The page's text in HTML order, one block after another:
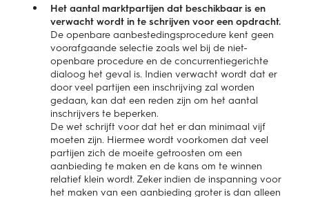
Het aantal marktpartijen dat beschikbaar is en
verwacht wordt in te schrijven voor een opdracht.
De openbare aanbestedingsprocedure kent geen
voorafgaande selectie zoals wel bij de niet-
openbare procedure en de concurrentiegerichte
dialoog het geval is. Indien verwacht wordt dat er
door veel partijen een inschrijving zal worden
gedaan, kan dat een reden zijn om het aantal
inschrijvers te beperken.
De wet schrijft voor dat het er dan minimaal vijf
moeten zijn. Hiermee wordt voorkomen dat veel
partijen zich de moeite getroosten om een
aanbieding te maken en de kans om te winnen
relatief klein wordt. Zeker indien de inspanning voor
het maken van een aanbieding groter is dan alleen